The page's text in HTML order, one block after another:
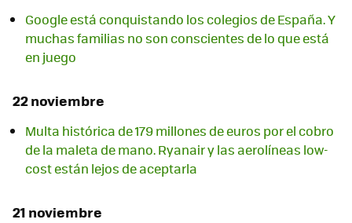
Google está conquistando los colegios de España. Y
muchas familias no son conscientes de lo que está
en juego
22 noviembre
Multa histórica de 179 millones de euros por el cobro
de la maleta de mano. Ryanair y las aerolíneas low-
cost están lejos de aceptarla
21 noviembre